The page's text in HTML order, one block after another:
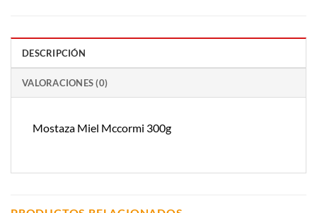
DESCRIPCIÓN
VALORACIONES (0)
Mostaza Miel Mccormi 300g